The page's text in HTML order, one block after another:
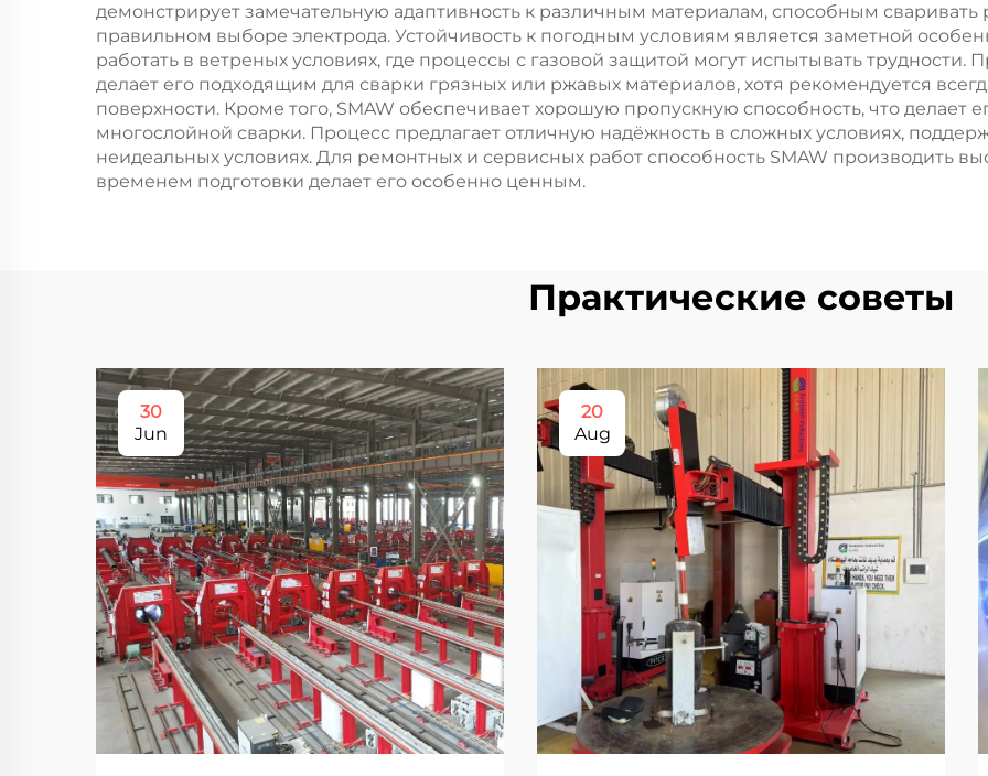
демонстрирует замечательную адаптивность к различным материалам, способным
правильном выборе электрода. Устойчивость к погодным условиям является заметной
работать в ветреных условиях, где процессы с газовой защитой могут испытывать трудности.
делает его подходящим для сварки грязных или ржавых материалов, хотя рекомендуется
поверхности. Кроме того, SMAW обеспечивает хорошую пропускную способность, что делает
многослойной сварки. Процесс предлагает отличную надёжность в сложных условиях,
неидеальных условиях. Для ремонтных и сервисных работ способность SMAW производить
временем подготовки делает его особенно ценным.
Практические советы
30
Jun
20
Aug